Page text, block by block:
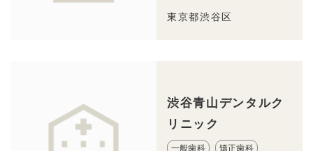
東京都渋谷区
渋谷青山デンタルク
リニック
一般歯科 矯正歯科